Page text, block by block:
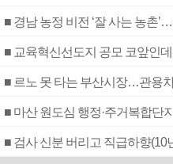
■ 경남 농정 비전 ‘잘 사는 농촌
■ 교육혁신선도지 공모 코앞인
■ 르노 못 타는 부산시장…관용
■ 마산 원도심 행정·주거복합단